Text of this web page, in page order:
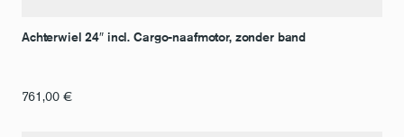
Achterwiel 24″ incl. Cargo-naafmotor, zonder band
761,00 €